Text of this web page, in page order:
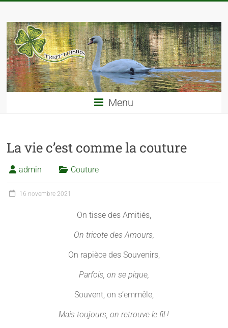
Menu
La vie c’est comme la couture
admin Couture
16 novembre 2021
On tisse des Amitiés,
On tricote des Amours,
On rapièce des Souvenirs,
Parfois, on se pique,
Souvent, on s’emmêle,
Mais toujours, on retrouve le fil !